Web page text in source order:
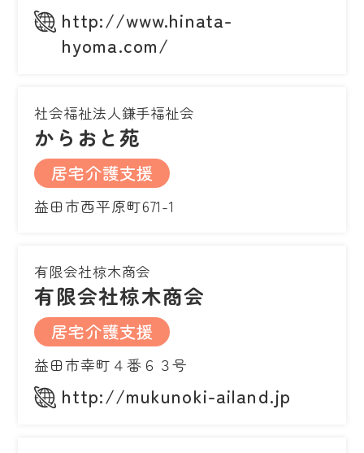
http://www.hinata-
hyoma.com/
社会福祉法人鎌手福祉会
からおと苑
居宅介護支援
益田市西平原町671-1
有限会社椋木商会
有限会社椋木商会
居宅介護支援
益田市幸町４番６３号
http://mukunoki-ailand.jp